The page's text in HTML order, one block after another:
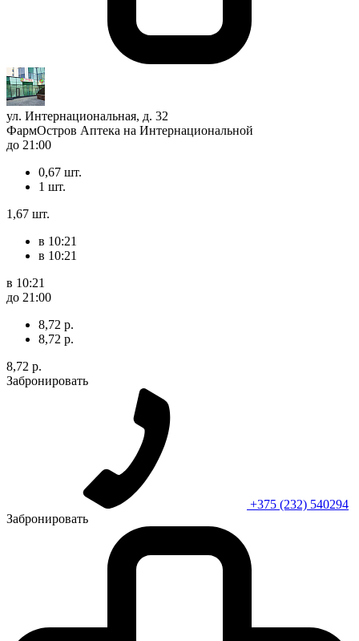
ул. Интернациональная, д. 32
ФармОстров Аптека на Интернациональной
до 21:00
0,67 шт.
1 шт.
1,67 шт.
в 10:21
в 10:21
в 10:21
до 21:00
8,72 р.
8,72 р.
8,72 р.
Забронировать
+375 (232) 540294
Забронировать